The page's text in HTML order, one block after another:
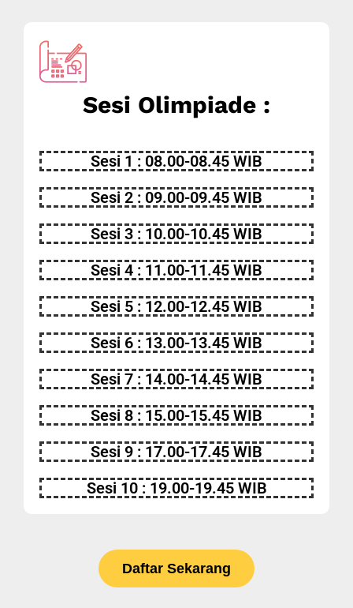
Sesi Olimpiade :
Sesi 1 : 08.00-08.45 WIB
Sesi 2 : 09.00-09.45 WIB
Sesi 3 : 10.00-10.45 WIB
Sesi 4 : 11.00-11.45 WIB
Sesi 5 : 12.00-12.45 WIB
Sesi 6 : 13.00-13.45 WIB
Sesi 7 : 14.00-14.45 WIB
Sesi 8 : 15.00-15.45 WIB
Sesi 9 : 17.00-17.45 WIB
Sesi 10 : 19.00-19.45 WIB
Daftar Sekarang